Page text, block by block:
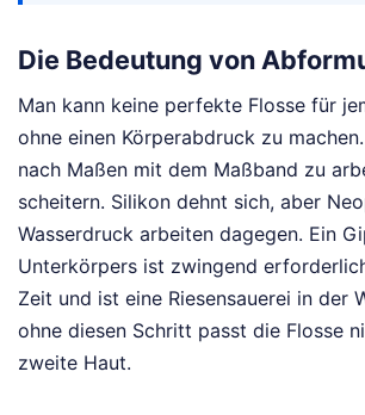
Die Bedeutung von
Man kann keine perfekte Flosse für
ohne einen Körperabdruck zu
nach Maßen mit dem Maßband zu
scheitern. Silikon dehnt sich, aber
Wasserdruck arbeiten dagegen. Ein
Unterkörpers ist zwingend
Zeit und ist eine Riesensauerei in der
ohne diesen Schritt passt die Flosse
zweite Haut.